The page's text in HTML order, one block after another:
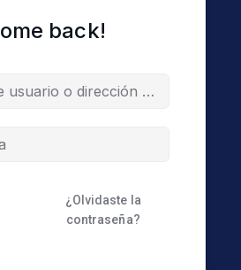
back!
¿Olvidaste la
contraseña?